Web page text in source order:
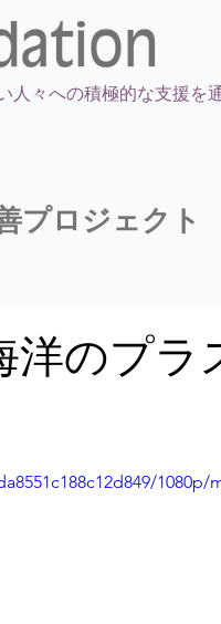
々への積極的な支援を
プロジェクト
洋のプラ
1080p/